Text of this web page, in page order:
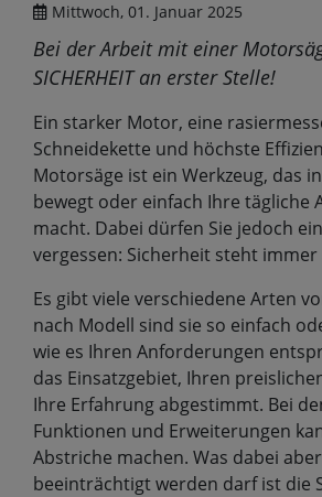
Mittwoch, 01. Januar 2025
Bei der Arbeit mit einer
SICHERHEIT an erster Stelle!
Ein starker Motor, eine
Schneidekette und höchste
Motorsäge ist ein Werkzeug, das
bewegt oder einfach Ihre tägliche
macht. Dabei dürfen Sie jedoch
vergessen: Sicherheit steht
Es gibt viele verschiedene Arten
nach Modell sind sie so einfach
wie es Ihren Anforderungen
das Einsatzgebiet, Ihren
Ihre Erfahrung abgestimmt. Bei
Funktionen und Erweiterungen
Abstriche machen. Was dabei
beeinträchtigt werden darf ist die